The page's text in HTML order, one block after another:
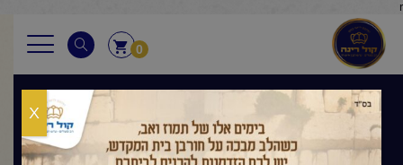
r
0
בגובה העיניים
X